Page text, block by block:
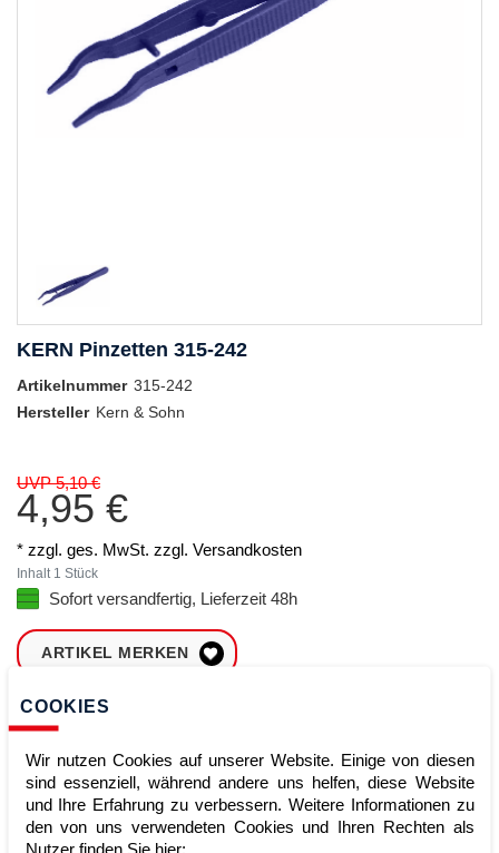
KERN Pinzetten 315-242
Artikelnummer 315-242
Hersteller Kern & Sohn
UVP 5,10 €
4,95 €
* zzgl. ges. MwSt. zzgl. Versandkosten
Inhalt 1 Stück
Sofort versandfertig, Lieferzeit 48h
ARTIKEL MERKEN
ZUM WARENKORB
Sofort lieferbar
COOKIES
Wir nutzen Cookies auf unserer Website. Einige von diesen
sind essenziell, während andere uns helfen, diese Website
und Ihre Erfahrung zu verbessern. Weitere Informationen zu
den von uns verwendeten Cookies und Ihren Rechten als
Nutzer finden Sie hier: